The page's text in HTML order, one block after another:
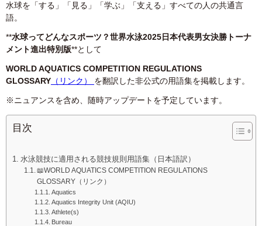
水球を「する」「見る」「学ぶ」「支える」すべての人の共通言
語。
**水球ってどんなスポーツ？世界水泳2025日本代表男女決勝トーナ
メント進出特別版**として
WORLD AQUATICS COMPETITION REGULATIONS
GLOSSARY （リンク） を翻訳した非公式の用語集を掲載します。
※ニュアンスを含め、随時アップデートを予定しています。
目次
水泳競技に適用される競技規則用語集（日本語訳）
📖WORLD AQUATICS COMPETITION REGULATIONS
GLOSSARY（リンク）
Aquatics
Aquatics Integrity Unit (AQIU)
Athlete(s)
Bureau